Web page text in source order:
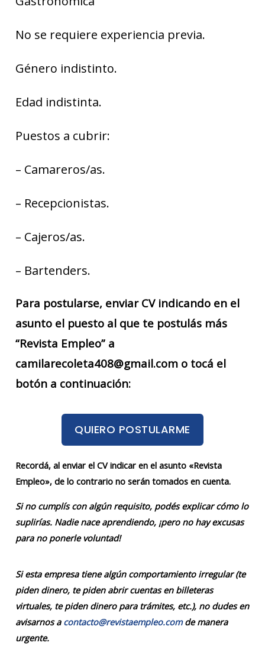
No se requiere experiencia previa.
Género indistinto.
Edad indistinta.
Puestos a cubrir:
– Camareros/as.
– Recepcionistas.
– Cajeros/as.
– Bartenders.
Para postularse, enviar CV indicando en el
asunto el puesto al que te postulás más
“Revista Empleo” a
camilarecoleta408@gmail.com o tocá el
botón a continuación:
QUIERO POSTULARME
Recordá, al enviar el CV indicar en el asunto «Revista
Empleo», de lo contrario no serán tomados en cuenta.
Si no cumplís con algún requisito, podés explicar cómo lo
suplirías. Nadie nace aprendiendo, ¡pero no hay excusas
para no ponerle voluntad!
Si esta empresa tiene algún comportamiento irregular (te
piden dinero, te piden abrir cuentas en billeteras
virtuales, te piden dinero para trámites, etc.), no dudes en
avisarnos a contacto@revistaempleo.comde manera
urgente.